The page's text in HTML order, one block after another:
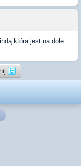
która jest na dole